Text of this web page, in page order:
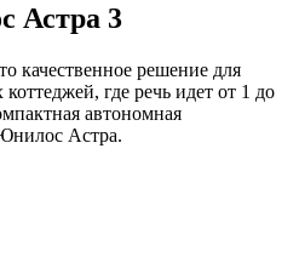
Астра 3
качественное решение для
где речь идет от 1 до
автономная
Астра.